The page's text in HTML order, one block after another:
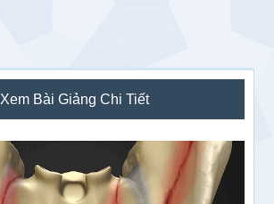
Xem Bài Giảng Chi Tiết